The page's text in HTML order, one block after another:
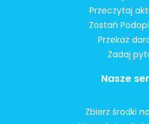
Przeczytaj
Zostań
Przekaż
Zadaj
Nasze
Zbierz środki